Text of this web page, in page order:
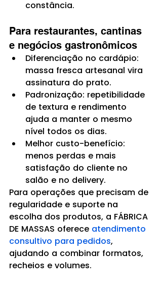
constância.
Para restaurantes, cantinas
e negócios gastronômicos
Diferenciação no cardápio:
massa fresca artesanal vira
assinatura do prato.
Padronização: repetibilidade
de textura e rendimento
ajuda a manter o mesmo
nível todos os dias.
Melhor custo-benefício:
menos perdas e mais
satisfação do cliente no
salão e no delivery.
Para operações que precisam de
regularidade e suporte na
escolha dos produtos, a FÁBRICA
DE MASSAS oferece atendimento
consultivo para pedidos,
ajudando a combinar formatos,
recheios e volumes.